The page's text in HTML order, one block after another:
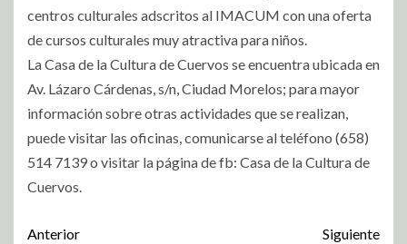
centros culturales adscritos al IMACUM con una oferta
de cursos culturales muy atractiva para niños.
La Casa de la Cultura de Cuervos se encuentra ubicada en
Av. Lázaro Cárdenas, s/n, Ciudad Morelos; para mayor
información sobre otras actividades que se realizan,
puede visitar las oficinas, comunicarse al teléfono (658)
514 7139 o visitar la página de fb: Casa de la Cultura de
Cuervos.
Anterior
Siguiente